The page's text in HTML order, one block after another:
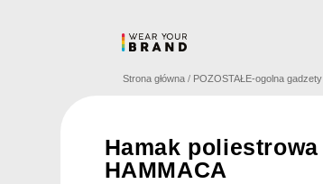
Strona główna / POZOSTAŁE-ogolna gadzety
Hamak poliestrowa
HAMMACA